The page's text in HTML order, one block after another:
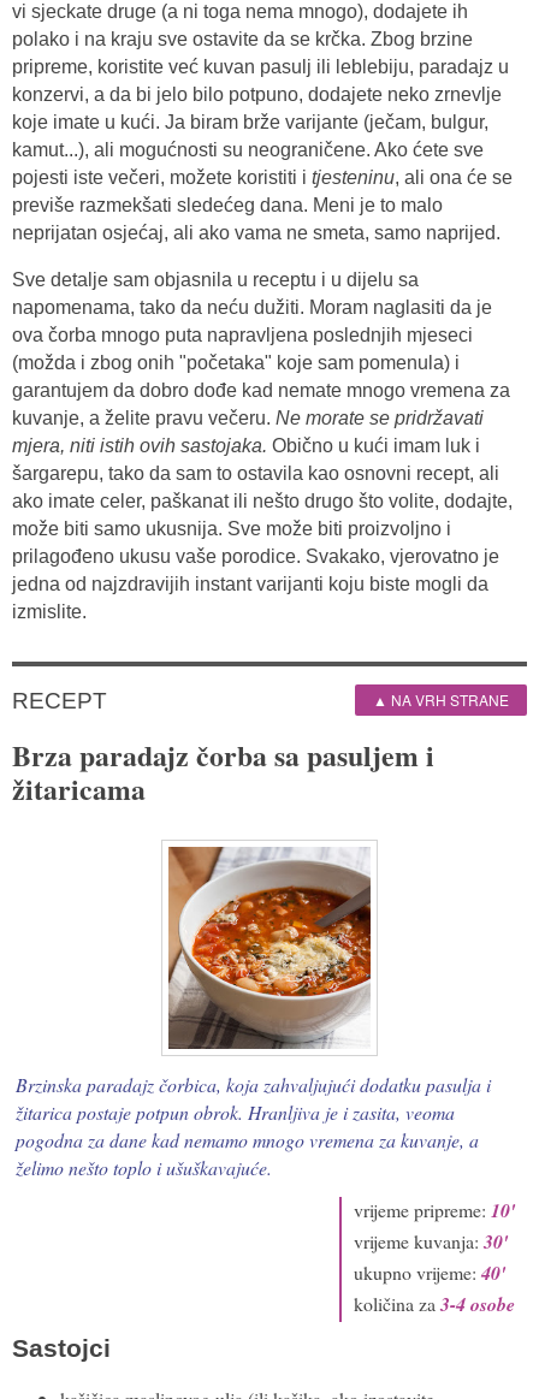
vi sjeckate druge (a ni toga nema mnogo), dodajete ih
polako i na kraju sve ostavite da se krčka. Zbog brzine
pripreme, koristite već kuvan pasulj ili leblebiju, paradajz u
konzervi, a da bi jelo bilo potpuno, dodajete neko zrnevlje
koje imate u kući. Ja biram brže varijante (ječam, bulgur,
kamut...), ali mogućnosti su neograničene. Ako ćete sve
pojesti iste večeri, možete koristiti i tjesteninu, ali ona će se
previše razmekšati sledećeg dana. Meni je to malo
neprijatan osjećaj, ali ako vama ne smeta, samo naprijed.
Sve detalje sam objasnila u receptu i u dijelu sa
napomenama, tako da neću dužiti. Moram naglasiti da je
ova čorba mnogo puta napravljena poslednjih mjeseci
(možda i zbog onih "početaka" koje sam pomenula) i
garantujem da dobro dođe kad nemate mnogo vremena za
kuvanje, a želite pravu večeru. Ne morate se pridržavati
mjera, niti istih ovih sastojaka. Obično u kući imam luk i
šargarepu, tako da sam to ostavila kao osnovni recept, ali
ako imate celer, paškanat ili nešto drugo što volite, dodajte,
može biti samo ukusnija. Sve može biti proizvoljno i
prilagođeno ukusu vaše porodice. Svakako, vjerovatno je
jedna od najzdravijih instant varijanti koju biste mogli da
izmislite.
▲ NA VRH STRANE
RECEPT
Brza paradajz čorba sa pasuljem i
žitaricama
Brzinska paradajz čorbica, koja zahvaljujući dodatku pasulja i
žitarica postaje potpun obrok. Hranljiva je i zasita, veoma
pogodna za dane kad nemamo mnogo vremena za kuvanje, a
želimo nešto toplo i ušuškavajuće.
vrijeme pripreme: 10'
vrijeme kuvanja:30'
ukupno vrijeme: 40'
količina za3-4 osobe
Sastojci